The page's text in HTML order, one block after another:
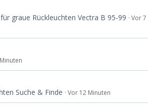
graue Rückleuchten Vectra B 95-99
Vor 7
Suche & Finde Vor 12 Minuten